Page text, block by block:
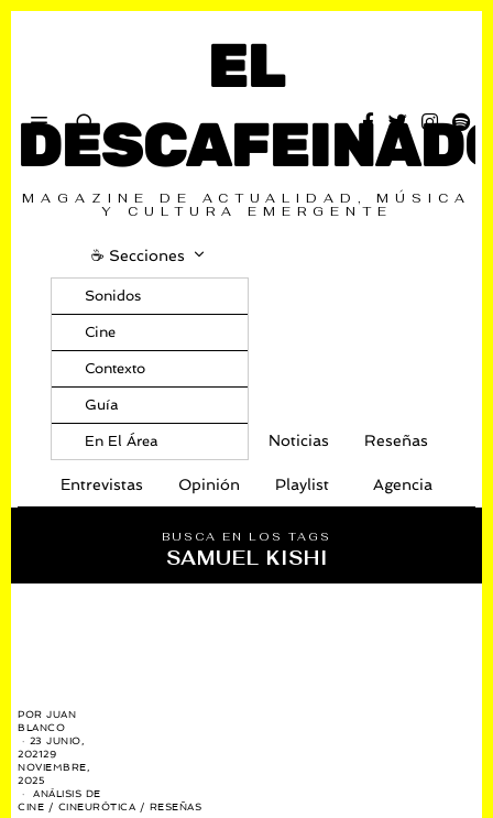
EL
MAGAZINE DE ACTUALIDAD, MÚSICA
Y CULTURA EMERGENTE
☕️ Secciones
Sonidos
Cine
Contexto
Guía
En El Área Noticias Reseñas
Entrevistas Opinión Playlist Agencia
BUSCA EN LOS TAGS
SAMUEL KISHI
PORJUAN
BLANCO
23 JUNIO,
202129
NOVIEMBRE,
2025
ANÁLISIS DE
CINE / CINEURÓTICA / RESEÑAS